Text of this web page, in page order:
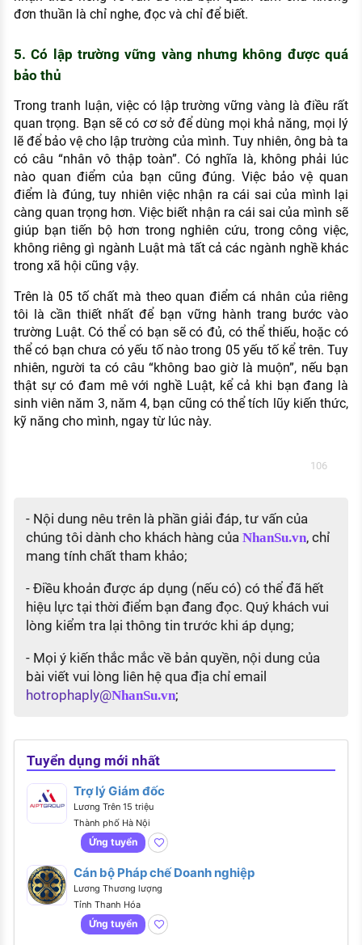
đơn thuần là chỉ nghe, đọc và chỉ để biết.
5. Có lập trường vững vàng nhưng không được quá
bảo thủ
Trong tranh luận, việc có lập trường vững vàng là điều rất
quan trọng. Bạn sẽ có cơ sở để dùng mọi khả năng, mọi lý
lẽ để bảo vệ cho lập trường của mình. Tuy nhiên, ông bà ta
có câu “nhân vô thập toàn”. Có nghĩa là, không phải lúc
nào quan điểm của bạn cũng đúng. Việc bảo vệ quan
điểm là đúng, tuy nhiên việc nhận ra cái sai của mình lại
càng quan trọng hơn. Việc biết nhận ra cái sai của mình sẽ
giúp bạn tiến bộ hơn trong nghiên cứu, trong công việc,
không riêng gì ngành Luật mà tất cả các ngành nghề khác
trong xã hội cũng vậy.
Trên là 05 tố chất mà theo quan điểm cá nhân của riêng
tôi là cần thiết nhất để bạn vững hành trang bước vào
trường Luật. Có thể có bạn sẽ có đủ, có thể thiếu, hoặc có
thể có bạn chưa có yếu tố nào trong 05 yếu tố kể trên. Tuy
nhiên, người ta có câu “không bao giờ là muộn”, nếu bạn
thật sự có đam mê với nghề Luật, kể cả khi bạn đang là
sinh viên năm 3, năm 4, bạn cũng có thể tích lũy kiến thức,
kỹ năng cho mình, ngay từ lúc này.
106
- Nội dung nêu trên là phần giải đáp, tư vấn của
chúng tôi dành cho khách hàng của NhanSu.vn, chỉ
mang tính chất tham khảo;
- Điều khoản được áp dụng (nếu có) có thể đã hết
hiệu lực tại thời điểm bạn đang đọc. Quý khách vui
lòng kiểm tra lại thông tin trước khi áp dụng;
- Mọi ý kiến thắc mắc về bản quyền, nội dung của
bài viết vui lòng liên hệ qua địa chỉ email
hotrophaply@NhanSu.vn;
Tuyển dụng mới nhất
Trợ lý Giám đốc
Lương Trên 15 triệu
Thành phố Hà Nội
Ứng tuyển
Cán bộ Pháp chế Doanh nghiệp
Lương Thương lượng
Tỉnh Thanh Hóa
Ứng tuyển